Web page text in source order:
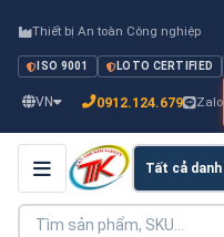
Thiết bị An toàn Công nghiệp
ISO 9001 LOTO CERTIFIED
VN 0912.124.679 Zalo